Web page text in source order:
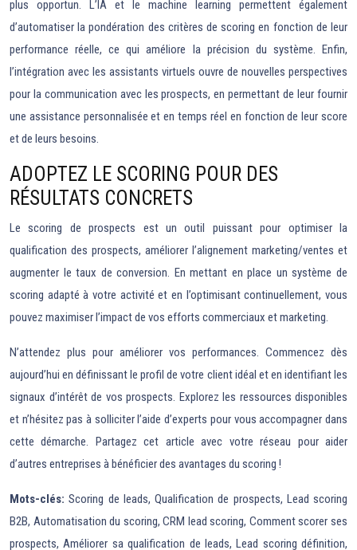
plus opportun. L’IA et le machine learning permettent également
d’automatiser la pondération des critères de scoring en fonction de leur
performance réelle, ce qui améliore la précision du système. Enfin,
l’intégration avec les assistants virtuels ouvre de nouvelles perspectives
pour la communication avec les prospects, en permettant de leur fournir
une assistance personnalisée et en temps réel en fonction de leur score
et de leurs besoins.
ADOPTEZ LE SCORING POUR DES
RÉSULTATS CONCRETS
Le scoring de prospects est un outil puissant pour optimiser la
qualification des prospects, améliorer l’alignement marketing/ventes et
augmenter le taux de conversion. En mettant en place un système de
scoring adapté à votre activité et en l’optimisant continuellement, vous
pouvez maximiser l’impact de vos efforts commerciaux et marketing.
N’attendez plus pour améliorer vos performances. Commencez dès
aujourd’hui en définissant le profil de votre client idéal et en identifiant les
signaux d’intérêt de vos prospects. Explorez les ressources disponibles
et n’hésitez pas à solliciter l’aide d’experts pour vous accompagner dans
cette démarche. Partagez cet article avec votre réseau pour aider
d’autres entreprises à bénéficier des avantages du scoring !
Mots-clés:Scoring de leads, Qualification de prospects, Lead scoring
B2B, Automatisation du scoring, CRM lead scoring, Comment scorer ses
prospects, Améliorer sa qualification de leads, Lead scoring définition,